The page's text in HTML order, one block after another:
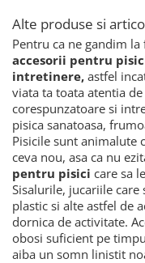
Alte produse si
Pentru ca ne gandim
accesorii pentru
intretinere, astfel
viata ta toata atentia
corespunzatoare si
pisica sanatoasa,
Pisicile sunt animalute
ceva nou, asa ca nu
pentru pisici care sa
Sisalurile, jucariile
plastic si alte astfel de
dornica de activitate.
obosi suficient pe
aiba un somn linistit